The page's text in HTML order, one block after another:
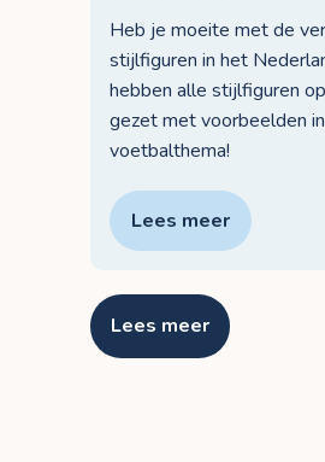
Heb je moeite met de
stijlfiguren in het
hebben alle stijlfiguren
gezet met voorbeelden in
voetbalthema!
Lees meer
Lees meer